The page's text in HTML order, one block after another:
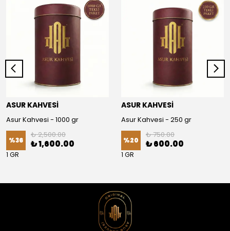
ASUR KAHVESİ
Asur Kahvesi - 1000 gr
%36
₺ 2,500.00
₺ 1,600.00
1 GR
ASUR KAHVESİ
Asur Kahvesi - 250 gr
%20
₺ 750.00
₺ 600.00
1 GR